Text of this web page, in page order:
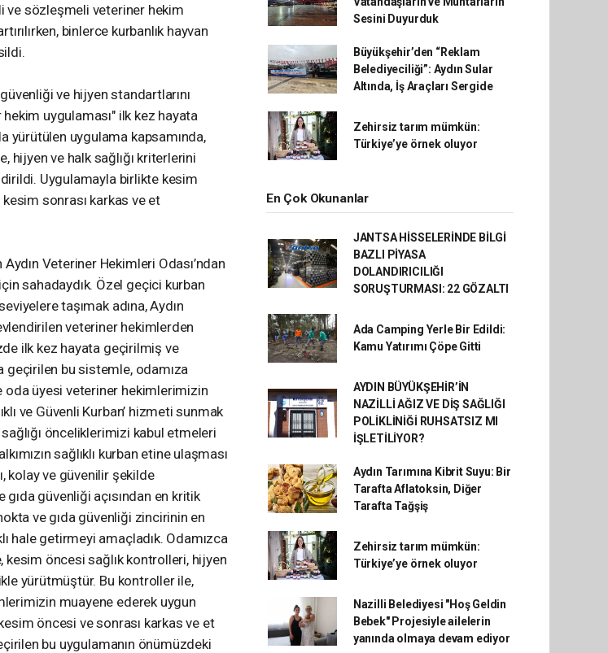
ve sözleşmeli veteriner hekim
binlerce kurbanlık hayvan
ve hijyen standartlarını
uygulaması" ilk kez hayata
yürütülen uygulama kapsamında,
hijyen ve halk sağlığı kriterlerini
Uygulamayla birlikte kesim
sonrası karkas ve et
Veteriner Hekimleri Odası’ndan
sahadaydık. Özel geçici kurban
taşımak adına, Aydın
veteriner hekimlerden
ilk kez hayata geçirilmiş ve
geçirilen bu sistemle, odamıza
üyesi veteriner hekimlerimizin
ve Güvenli Kurban’ hizmeti sunmak
önceliklerimizi kabul etmeleri
sağlıklı kurban etine ulaşması
kolay ve güvenilir şekilde
güvenliği açısından en kritik
ve gıda güvenliği zincirinin en
hale getirmeyi amaçladık. Odamızca
öncesi sağlık kontrolleri, hijyen
yürütmüştür. Bu kontroller ile,
muayene ederek uygun
öncesi ve sonrası karkas ve et
bu uygulamanın önümüzdeki
Sesini Duyurduk
Büyükşehir’den “Reklam
Belediyeciliği”: Aydın Sular
Altında, İş Araçları Sergide
Zehirsiz tarım mümkün:
Türkiye’ye örnek oluyor
En Çok Okunanlar
JANTSA HİSSELERİNDE BİLGİ
BAZLI PİYASA
DOLANDIRICILIĞI
SORUŞTURMASI: 22 GÖZALTI
Ada Camping Yerle Bir Edildi:
Kamu Yatırımı Çöpe Gitti
AYDIN BÜYÜKŞEHİR’İN
NAZİLLİ AĞIZ VE DİŞ SAĞLIĞI
POLİKLİNİĞİ RUHSATSIZ MI
İŞLETİLİYOR?
Aydın Tarımına Kibrit Suyu: Bir
Tarafta Aflatoksin, Diğer
Tarafta Tağşiş
Zehirsiz tarım mümkün:
Türkiye’ye örnek oluyor
Nazilli Belediyesi "Hoş Geldin
Bebek" Projesiyle ailelerin
yanında olmaya devam ediyor